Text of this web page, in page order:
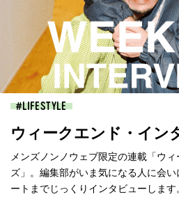
LIFESTYLE
ウィークエンド・イン
メンズノンノウェブ限定の連載「ウ
ズ」。編集部がいま気になる人に会
ートまでじっくりインタビューします